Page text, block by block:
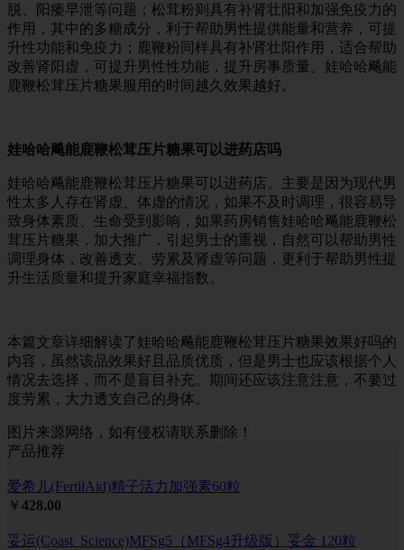
脱、阳痿早泄等问题；松茸粉则具有补肾壮阳和加强免疫力的
作用，其中的多糖成分，利于帮助男性提供能量和营养，可提
升性功能和免疫力；鹿鞭粉同样具有补肾壮阳作用，适合帮助
改善肾阳虚，可提升男性性功能，提升房事质量。娃哈哈飚能
鹿鞭松茸压片糖果服用的时间越久效果越好。
娃哈哈飚能鹿鞭松茸压片糖果可以进药店吗
娃哈哈飚能鹿鞭松茸压片糖果可以进药店。主要是因为现代男
性太多人存在肾虚、体虚的情况，如果不及时调理，很容易导
致身体素质、生命受到影响，如果药房销售娃哈哈飚能鹿鞭松
茸压片糖果，加大推广，引起男士的重视，自然可以帮助男性
调理身体，改善透支、劳累及肾虚等问题，更利于帮助男性提
升生活质量和提升家庭幸福指数。
本篇文章详细解读了娃哈哈飚能鹿鞭松茸压片糖果效果好吗的
内容，虽然该品效果好且品质优质，但是男士也应该根据个人
情况去选择，而不是盲目补充。期间还应该注意注意，不要过
度劳累，大力透支自己的身体。
图片来源网络，如有侵权请联系删除！
产品推荐
爱希儿(FertilAid)精子活力加强素60粒
￥ 428.00
妥运(Coast_Science)MFSg5（MFSg4升级版）妥金 120粒